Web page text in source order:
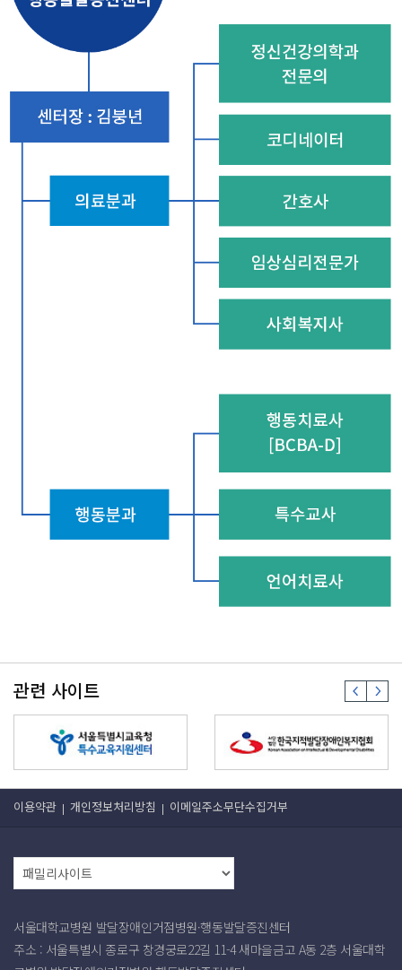
관련 사이트
이용약관 개인정보처리방침 이메일주소무단수집거부
서울대학교병원 발달장애인거점병원·행동발달증진센터
주소 : 서울특별시 종로구 창경궁로22길 11-4 새마을금고 A동 2층 서울대학